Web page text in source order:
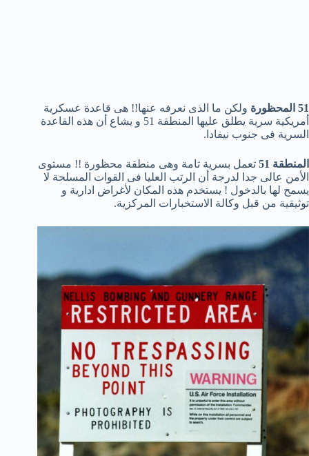
51 المحظورة
ولكن ما الذى نعرفه عنها!! هى قاعدة عسكرية
أمريكية سرية يطلق عليها المنطقة 51 و يشاع أن هذه القاعدة
السرية فى جنوب نيفادا.
المنطقة 51
تعمل بسرية تامة وهى منطقة محظورة !! مستوى
الأمن عالى جدا لدرجة أن الرتب العليا فى القوات المسلحة لا
يسمح لها بالدخول ! يستخدم هذه المكان لأغراض ادارية و
توثيقية من قبل وكالة الاستخبارات المركزية.